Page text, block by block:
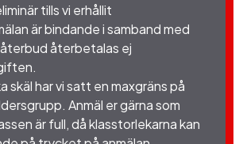
tillsvi erhållit
är bindande i samband med
återbetalas ej
skäl har vi satt en maxgräns på
Anmäl er gärna som
är full, då klasstorlekarna kan